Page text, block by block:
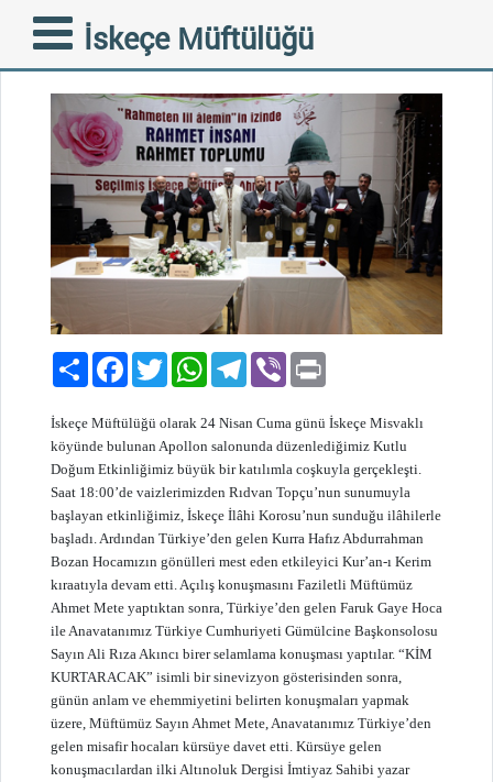
İskeçe Müftülüğü
KUTLU DOĞUM ETKİNLİĞİ
PaylaşFacebook
TwitterWhatsAppTelegram
Viber
İskeçe Müftülüğü olarak 24 Nisan Cuma günü İskeçe Misvaklı
köyünde bulunan Apollon salonunda düzenlediğimiz Kutlu
Doğum Etkinliğimiz büyük bir katılımla coşkuyla gerçekleşti.
Saat 18:00’de vaizlerimizden Rıdvan Topçu’nun sunumuyla
başlayan etkinliğimiz, İskeçe İlâhi Korosu’nun sunduğu ilâhilerle
başladı. Ardından Türkiye’den gelen Kurra Hafız Abdurrahman
Bozan Hocamızın gönülleri mest eden etkileyici Kur’an-ı Kerim
kıraatıyla devam etti. Açılış konuşmasını Faziletli Müftümüz
Ahmet Mete yaptıktan sonra, Türkiye’den gelen Faruk Gaye Hoca
ile Anavatanımız Türkiye Cumhuriyeti Gümülcine Başkonsolosu
Sayın Ali Rıza Akıncı birer selamlama konuşması yaptılar. “KİM
KURTARACAK” isimli bir sinevizyon gösterisinden sonra,
günün anlam ve ehemmiyetini belirten konuşmaları yapmak
üzere, Müftümüz Sayın Ahmet Mete, Anavatanımız Türkiye’den
gelen misafir hocaları kürsüye davet etti. Kürsüye gelen
konuşmacılardan ilki Altınoluk Dergisi İmtiyaz Sahibi yazar